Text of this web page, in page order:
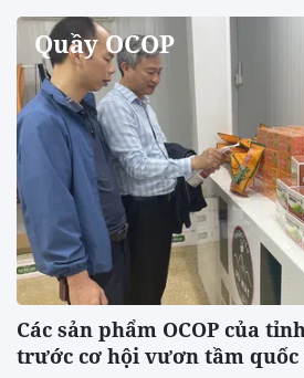
Quầy OCOP
Các sản phẩm OCOP của
trước cơ hội vươn tầm quốc